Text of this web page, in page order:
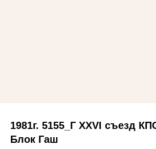
1981г. 5155_Г XXVI съезд
Блок Гаш